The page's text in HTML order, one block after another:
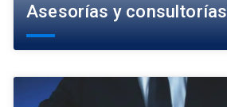
Asesorías y consultorías